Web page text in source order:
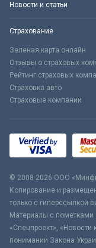
Новости и статьи
Страхование
Зеленая карта онлайн
Отзывы о страховых
Рейтинг страховых
Страховка авто
Страховые компании
© 2008-2026 ООО
Копирование и
только с гиперссылкой
Материалы с пометками
«Спецпроект»,
понимании Закона